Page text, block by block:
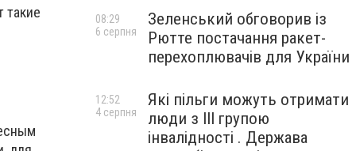
такие
Зеленський обговорив із
Рютте постачання ракет-
перехоплювачів для України
08:29
6 серпня
Які пільги можуть отримати
люди з III групою
інвалідності . Держава
12:52
4 серпня